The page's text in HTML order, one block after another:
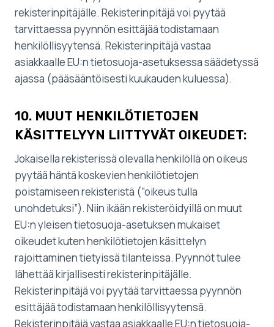
rekisterinpitäjälle. Rekisterinpitäjä voi pyytää
tarvittaessa pyynnön esittäjää todistamaan
henkilöllisyytensä. Rekisterinpitäjä vastaa
asiakkaalle EU:n tietosuoja-asetuksessa säädetyssä
ajassa (pääsääntöisesti kuukauden kuluessa).
10. MUUT HENKILÖTIETOJEN
KÄSITTELYYN LIITTYVÄT OIKEUDET:
Jokaisella rekisterissä olevalla henkilöllä on oikeus
pyytää häntä koskevien henkilötietojen
poistamiseen rekisteristä (”oikeus tulla
unohdetuksi”). Niin ikään rekisteröidyillä on muut
EU:n yleisen tietosuoja-asetuksen mukaiset
oikeudet kuten henkilötietojen käsittelyn
rajoittaminen tietyissä tilanteissa. Pyynnöt tulee
lähettää kirjallisesti rekisterinpitäjälle.
Rekisterinpitäjä voi pyytää tarvittaessa pyynnön
esittäjää todistamaan henkilöllisyytensä.
Rekisterinpitäjä vastaa asiakkaalle EU:n tietosuoja-